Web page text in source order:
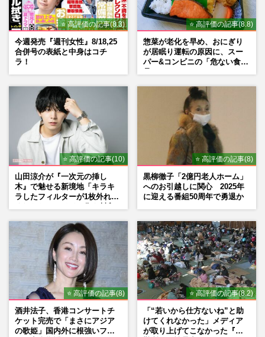
⭐ 高評価の記事(8.3)
今週発売『週刊女性』8/18,25
合併号の表紙と中身はコチ
ラ！
⭐ 高評価の記事(8.8)
惣菜が老化を早め、おにぎり
が居眠り運転の原因に、スー
パー&コンビニの「危ない食
⭐ 高評価の記事(10)
山田涼介が『一次元の挿し
木』で魅せる新境地「キラキ
ラしたフィルターが1枚外れて
⭐ 高評価の記事(8)
黒柳徹子「2億円老人ホーム」
へのお引越しに関心 2025年
に迎える番組50周年で勇退か
⭐ 高評価の記事(8)
酒井法子、香港コンサートチ
ケット完売で「まさにアジア
の歌姫」国内外に根強いファ
⭐ 高評価の記事(8.2)
「“若いから仕方ないね”と助
けてくれなかった」メディア
が取り上げてこなかった『避